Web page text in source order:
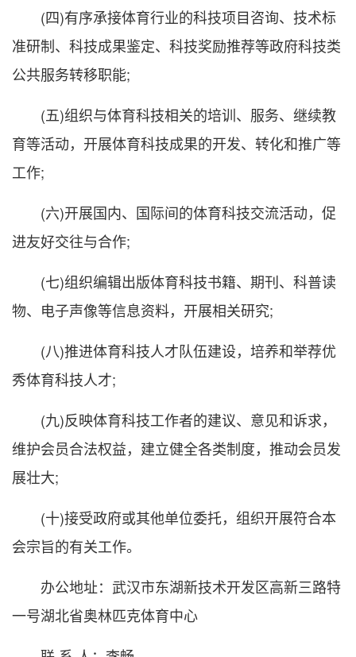
(四)有序承接体育行业的科技项目咨询、技术标
准研制、科技成果鉴定、科技奖励推荐等政府科技类
公共服务转移职能;
(五)组织与体育科技相关的培训、服务、继续教
育等活动，开展体育科技成果的开发、转化和推广等
工作;
(六)开展国内、国际间的体育科技交流活动，促
进友好交往与合作;
(七)组织编辑出版体育科技书籍、期刊、科普读
物、电子声像等信息资料，开展相关研究;
(八)推进体育科技人才队伍建设，培养和举荐优
秀体育科技人才;
(九)反映体育科技工作者的建议、意见和诉求，
维护会员合法权益，建立健全各类制度，推动会员发
展壮大;
(十)接受政府或其他单位委托，组织开展符合本
会宗旨的有关工作。
办公地址：武汉市东湖新技术开发区高新三路特
一号湖北省奥林匹克体育中心